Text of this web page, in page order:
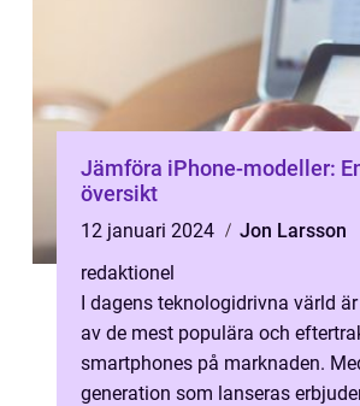
Jämföra iPhone-modeller:
översikt
12 januari 2024
Jon Larsson
redaktionel
I dagens teknologidrivna värld
av de mest populära och
smartphones på marknaden.
generation som lanseras